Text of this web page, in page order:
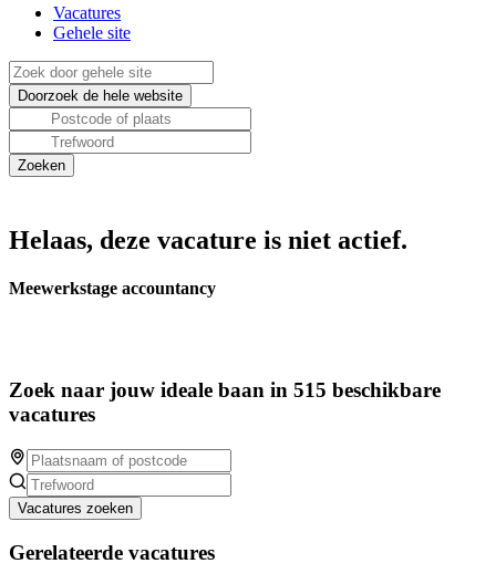
Vacatures
Gehele site
Helaas, deze vacature is niet actief.
Meewerkstage accountancy
Zoek naar jouw ideale baan in 515 beschikbare
vacatures
Vacatures zoeken
Gerelateerde vacatures